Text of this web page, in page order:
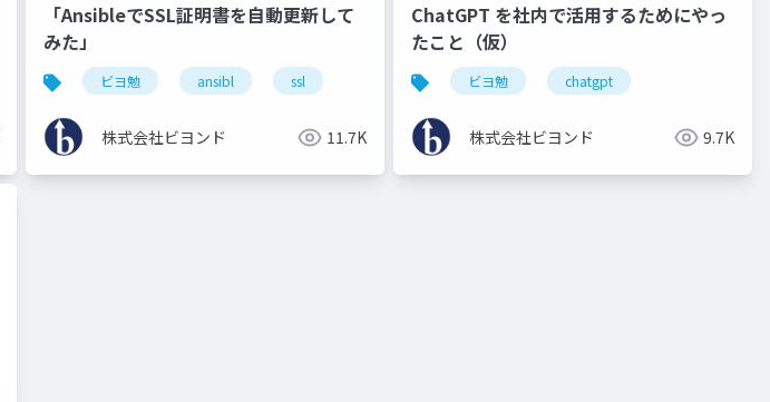
「AnsibleでSSL証明書を自動更新して
みた」
ビヨ勉 ansibl ssl
株式会社ビヨンド 11.7K
ChatGPT を社内で活用するためにやっ
たこと（仮）
ビヨ勉 chatgpt
株式会社ビヨンド 9.7K